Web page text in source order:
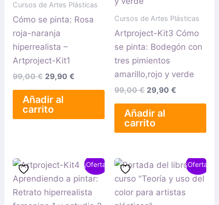
Cursos de Artes Plásticas
Cómo se pinta: Rosa
roja-naranja
hiperrealista –
Artproject-Kit1
99,00€ 29,90€
Añadir al
carrito
Cursos de Artes Plásticas
Artproject-Kit3 Cómo
se pinta: Bodegón con
tres pimientos
amarillo,rojo y verde
99,00€ 29,90 €
Añadir al
carrito
¡Oferta!
El
precio
original
era:
99,90 €.
El
precio
actual
es:
¡Oferta!
El
original
era:
El
precio
actual
es: